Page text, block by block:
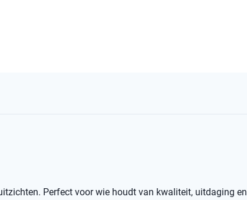
Perfect voor wie houdt van kwaliteit, uitdaging en